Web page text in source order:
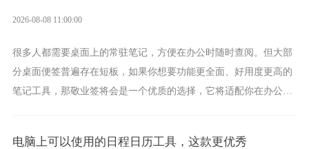
2026-08-08 11:00:00
很多人都需要桌面上的常驻笔记，方便在办公时随时查阅。但大部
分桌面便签普遍存在短板，如果你想要功能更全面、好用度更高的
笔记工具，那敬业签将会是一个优质的选择，它将适配你在办公、
电脑上可以使用的日程日历工具，这款更优秀